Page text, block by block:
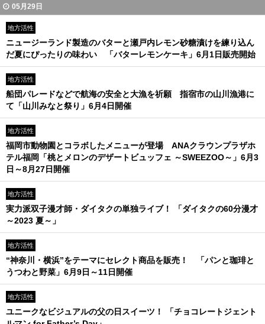
05月29日
地方活性
ニュージーランド製造のバターと瀬戸内レモン砂糖漬けを練り込ん
だ夏にぴったりの味わい 「バターレモンケーキ」6月1日販売開始
地方活性
船団パレードなどで航海の安全と大漁を祈願 指宿市の山川漁港に
て「山川みなと祭り」6月4日開催
地方活性
福岡市動物園とコラボしたメニューが登場 ANAクラウンプラザホ
テル福岡「桃とメロンのデザートビュッフェ ～SWEEZOO～」6月3
日～8月27日開催
地方活性
実力派双子漫才師・ダイタクの単独ライブ！ 「ダイタクの60分漫才
～2023 夏～」
地方活性
“神奈川・横浜”をテーマにセレクト商品を販売！ 「パンと珈琲と
うつわと野菜」6月9日～11日開催
地方活性
ユニークなビジュアルの父の日スイーツ！ 「チョコレートジェント